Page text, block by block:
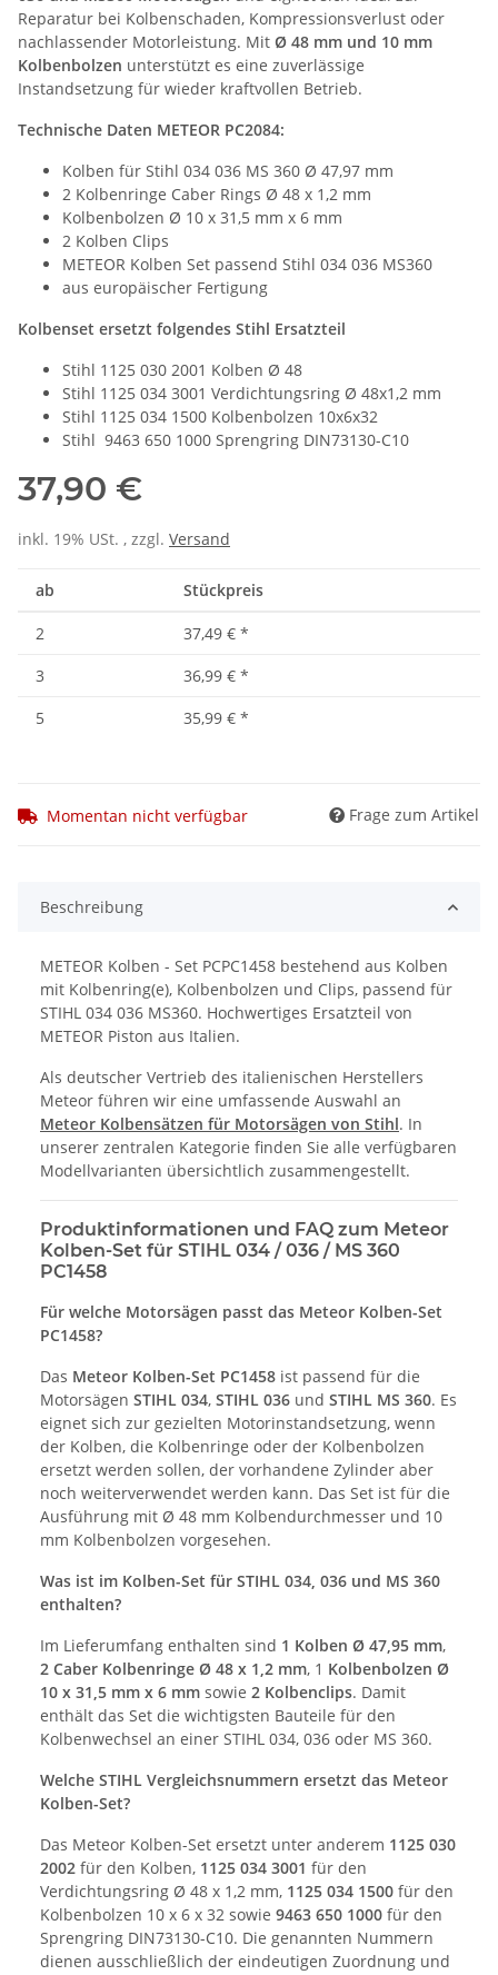
Reparatur bei Kolbenschaden, Kompressionsverlust oder
nachlassender Motorleistung. Mit Ø 48 mm und 10 mm
Kolbenbolzen unterstützt es eine zuverlässige
Instandsetzung für wieder kraftvollen Betrieb.
Technische Daten METEOR PC2084:
Kolben für Stihl 034 036 MS 360 Ø 47,97 mm
2 Kolbenringe Caber Rings Ø 48 x 1,2 mm
Kolbenbolzen Ø 10 x 31,5 mm x 6 mm
2 Kolben Clips
METEOR Kolben Set passend Stihl 034 036 MS360
aus europäischer Fertigung
Kolbenset ersetzt folgendes Stihl Ersatzteil
Stihl 1125 030 2001 Kolben Ø 48
Stihl 1125 034 3001 Verdichtungsring Ø 48x1,2 mm
Stihl 1125 034 1500 Kolbenbolzen 10x6x32
Stihl 9463 650 1000 Sprengring DIN73130-C10
37,90 €
inkl. 19% USt. , zzgl. Versand
ab Stückpreis
2 37,49 € *
3
36,99 € *
5
35,99 € *
Momentan nicht verfügbar Frage zum Artikel
Beschreibung
METEOR Kolben - Set PCPC1458 bestehend aus Kolben
mit Kolbenring(e), Kolbenbolzen und Clips, passend für
STIHL 034 036 MS360. Hochwertiges Ersatzteil von
METEOR Piston aus Italien.
Als deutscher Vertrieb des italienischen Herstellers
Meteor führen wir eine umfassende Auswahl an
Meteor Kolbensätzen für Motorsägen von Stihl. In
unserer zentralen Kategorie finden Sie alle verfügbaren
Modellvarianten übersichtlich zusammengestellt.
Produktinformationen und FAQ zum Meteor
Kolben-Set für STIHL 034 / 036 / MS 360
PC1458
Für welche Motorsägen passt das Meteor Kolben-Set
PC1458?
Das Meteor Kolben-Set PC1458 ist passend für die
Motorsägen STIHL 034, STIHL 036 und STIHL MS 360. Es
eignet sich zur gezielten Motorinstandsetzung, wenn
der Kolben, die Kolbenringe oder der Kolbenbolzen
ersetzt werden sollen, der vorhandene Zylinder aber
noch weiterverwendet werden kann. Das Set ist für die
Ausführung mit Ø 48 mm Kolbendurchmesser und 10
mm Kolbenbolzen vorgesehen.
Was ist im Kolben-Set für STIHL 034, 036 und MS 360
enthalten?
Im Lieferumfang enthalten sind 1 Kolben Ø 47,95 mm,
2 Caber Kolbenringe Ø 48 x 1,2 mm, 1 Kolbenbolzen Ø
10 x 31,5 mm x 6 mm sowie 2 Kolbenclips. Damit
enthält das Set die wichtigsten Bauteile für den
Kolbenwechsel an einer STIHL 034, 036 oder MS 360.
Welche STIHL Vergleichsnummern ersetzt das Meteor
Kolben-Set?
Das Meteor Kolben-Set ersetzt unter anderem 1125 030
2002 für den Kolben, 1125 034 3001 für den
Verdichtungsring Ø 48 x 1,2 mm, 1125 034 1500 für den
Kolbenbolzen 10 x 6 x 32 sowie 9463 650 1000 für den
Sprengring DIN73130-C10. Die genannten Nummern
dienen ausschließlich der eindeutigen Zuordnung und